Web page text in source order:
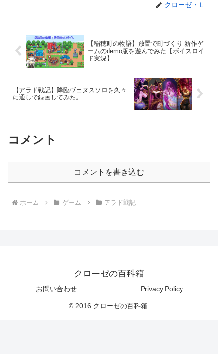
クローゼ・Ｌ
【稲穂町の物語】放置で町づくり 新作ゲ
ームのdemo版を遊んでみた【ボイスロイ
ド実況】
【アラド戦記】降臨ヴェヌスソロを久々
に通しで録画してみた。
コメント
コメントを書き込む
ホーム ゲーム アラド戦記
クローゼの百科箱
お問い合わせ Privacy Policy
© 2016 クローゼの百科箱.